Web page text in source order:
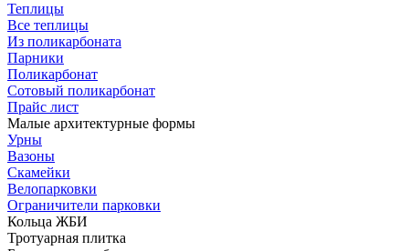
Теплицы
Все теплицы
Из поликарбоната
Парники
Поликарбонат
Сотовый поликарбонат
Прайс лист
Малые архитектурные формы
Урны
Вазоны
Скамейки
Велопарковки
Ограничители парковки
Кольца ЖБИ
Тротуарная плитка